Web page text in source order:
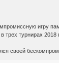
игру
трех турнирах
своей